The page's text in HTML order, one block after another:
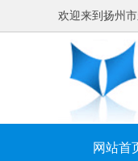
欢迎来到扬州
网站首